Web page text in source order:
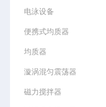
电泳设备
便携式均质器
均质器
漩涡混匀震荡器
磁力搅拌器